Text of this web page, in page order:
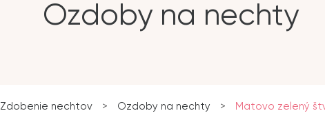
Ozdoby na nechty
Zdobenie nechtov > Ozdoby na nechty > Mätovo zelený